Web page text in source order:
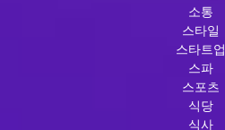
소통
스타일
스타트업
스파
스포츠
식당
식사